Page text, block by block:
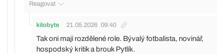
Reagovat
kilobyte 21.05.2026 09:40
Tak oni mají rozdělené role. Bývalý fotbalista, novinář,
hospodský kritik a brouk Pytlík.